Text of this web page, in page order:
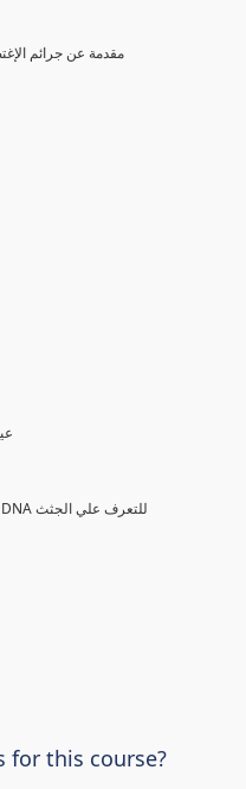
(15) مقدمة عن جرائم
(19) تحاليل بقايا العظام وأشلاء الجثث وتحليل DNA للتعرف علي الجثث
for this course?